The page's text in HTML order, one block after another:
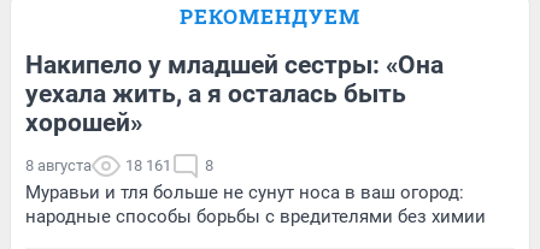
РЕКОМЕНДУЕМ
Накипело у младшей сестры: «Она
уехала жить, а я осталась быть
хорошей»
8 августа 18 161 8
Муравьи и тля больше не сунут носа в ваш огород:
народные способы борьбы с вредителями без химии